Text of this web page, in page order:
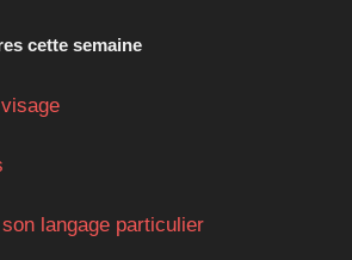
cette semaine
langage particulier